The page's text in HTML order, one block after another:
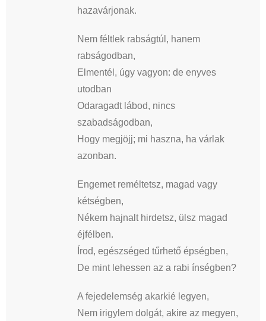
hazavárjonak.
Nem féltlek rabságtúl, hanem
rabságodban,
Elmentél, úgy vagyon: de enyves
utodban
Odaragadt lábod, nincs
szabadságodban,
Hogy megjöjj; mi haszna, ha várlak
azonban.
Engemet reméltetsz, magad vagy
kétségben,
Nékem hajnalt hirdetsz, ülsz magad
éjfélben.
Írod, egészséged tűrhető épségben,
De mint lehessen az a rabi ínségben?
A fejedelemség akarkié legyen,
Nem irigylem dolgát, akire az megyen,